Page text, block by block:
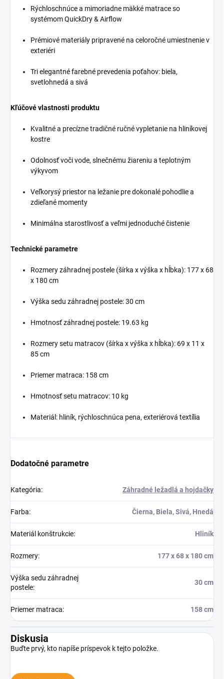
Rýchloschnúce a mimoriadne mäkké matrace so
systémom QuickDry & Airflow
Prémiové materiály pripravené na celoročné umiestnenie v
exteriéri
Tri elegantné farebné prevedenia poťahov: biela,
svetlohnedá a sivá
Kľúčové vlastnosti produktu
Kvalitné a precízne tradičné ručné vypletanie na hliníkovej
kostre
Odolnosť voči vode, slnečnému žiareniu a teplotným
výkyvom
Veľkorysý priestor na ležanie pre dokonalé pohodlie a
zdieľané momenty
Minimálna starostlivosť a veľmi jednoduché čistenie
Technické parametre
Rozmery záhradnej postele (šírka x výška x hĺbka): 177 x 68
x 180 cm
Výška sedu záhradnej postele: 30 cm
Hmotnosť záhradnej postele: 19.63 kg
Rozmery setu matracov (šírka x výška x hĺbka): 69 x 11 x
85 cm
Priemer matraca: 158 cm
Hmotnosť setu matracov: 10 kg
Materiál: hliník, rýchloschnúca pena, exteriérová textília
Dodatočné parametre
Kategória: Záhradné ležadlá a hojdačky
Farba: Čierna, Biela, Sivá, Hnedá
Materiál konštrukcie: Hliník
Rozmery: 177 x 68 x 180 cm
Výška sedu záhradnej
postele:
30 cm
Priemer matraca: 158 cm
Diskusia
Buďte prvý, kto napíše príspevok k tejto položke.